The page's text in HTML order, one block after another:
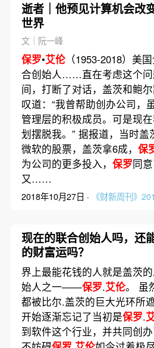
逝者｜他预见计算机会改
世界
文｜阮一峰
保罗•艾伦（1953-2018）美
合创始人……直在考虑这个问
间，打断了对话，盖茨和鲍尔
叹道：“我曾帮助创办公司，
管理层的积极成员。可是现
划摆脱我。” 据报道，当时盖
微软的股票，盖茨拿6成， 保
为公司的更多投入， 保罗同
又……
2018年10月27日 · 《财新周刊》
现在的联合创始人吗，还
的财富运吗？
界上最能花钱的人就是盖茨
始人之一——保罗.艾伦。 虽
都被比尔.盖茨的巨大光环所
开始逐渐忘记了当初是保罗.
到软件这个行业，并共同创